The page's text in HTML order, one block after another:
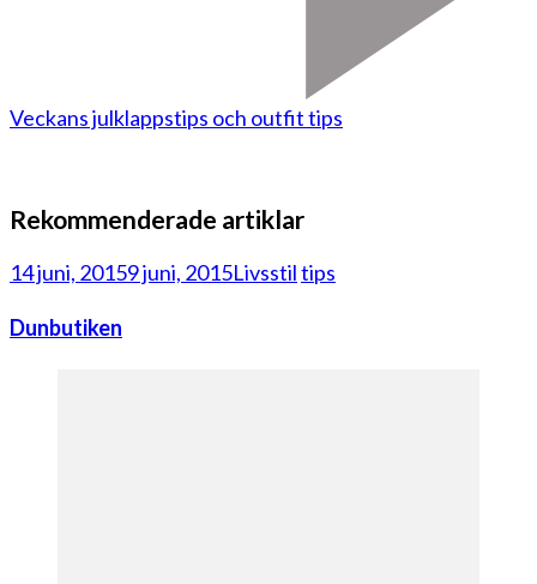
Veckans julklappstips och outfit tips
Rekommenderade artiklar
14 juni, 20159 juni, 2015Livsstiltips
Dunbutiken